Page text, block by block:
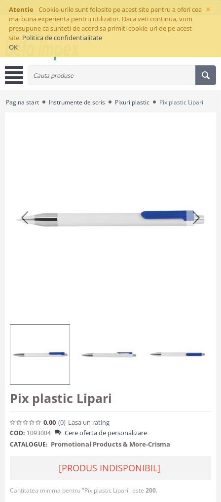
×
Atentie
Cookie-urile sunt folosite pe acest site pentru a oferi cea
mai buna experienta pentru utilizator. Daca veti continua, vom
presupune ca sunteti de acord sa primiti cookie-uri de pe acest
site. Politica de confidentialitate
OK
Pagina start Instrumente de scris Pixuri plastic Pix plastic Lipari
Pix plastic Lipari
0.00 (0) Lasa un rating
COD: 1093004 Cere oferta de personalizare
CATALOGUE: Promotional Products & More-Crisma
[PRODUS INDISPONIBIL]
Cantitatea minima pentru "Pix plastic Lipari" este 200.